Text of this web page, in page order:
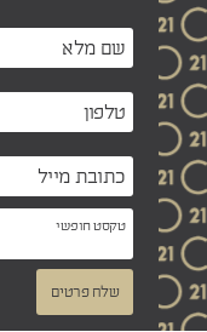
שלח פרטים